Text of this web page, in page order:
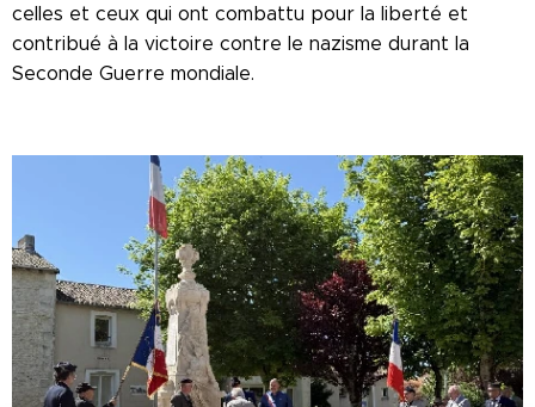
celles et ceux qui ont combattu pour la liberté et
contribué à la victoire contre le nazisme durant la
Seconde Guerre mondiale.